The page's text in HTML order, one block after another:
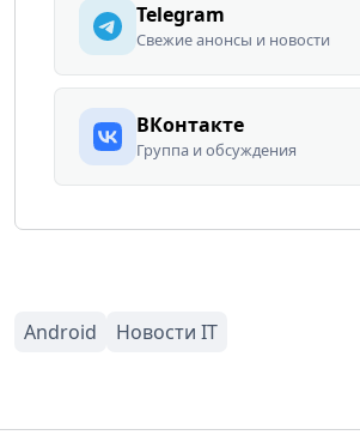
Telegram
Свежие анонсы и новости
ВКонтакте
Группа и обсуждения